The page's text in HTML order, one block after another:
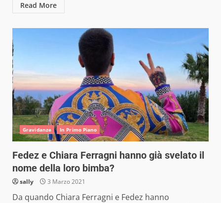
Read More
Gravidanze In Primo Piano
Fedez e Chiara Ferragni hanno già svelato il
nome della loro bimba?
sally 3 Marzo 2021
Da quando Chiara Ferragni e Fedez hanno